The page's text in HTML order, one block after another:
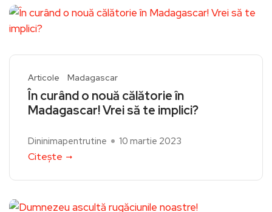
Articole Madagascar
În curând o nouă călătorie în
Madagascar! Vrei să te implici?
Dininimapentrutine 10 martie 2023
Citește